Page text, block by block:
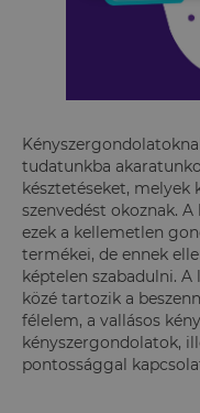
tudatunkba
késztetéseket, melyek
szenvedést okoznak.
ezek a kellemetlen
termékei, de ennek
képtelen szabadulni.
közé tartozik a
félelem, a vallásos
kényszergondolatok,
pontossággal